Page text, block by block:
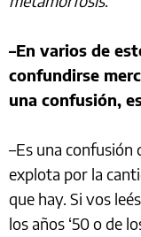
–En varios de
confundirse
una confusión,
–Es una confusión
explota por la
que hay. Si vos
los años ‘50 o de